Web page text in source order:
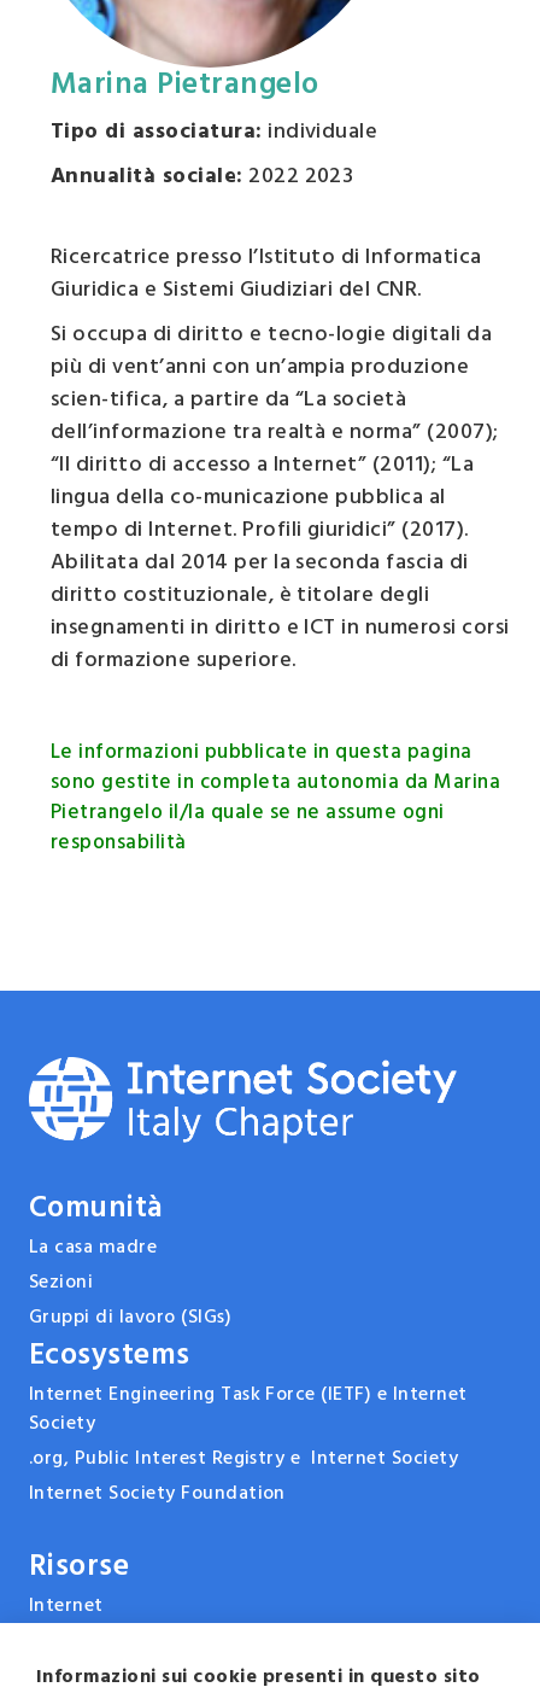
Marina Pietrangelo
Tipo di associatura: individuale
Annualità sociale: 2022 2023
Ricercatrice presso l’Istituto di Informatica
Giuridica e Sistemi Giudiziari del CNR.
Si occupa di diritto e tecno-logie digitali da
più di vent’anni con un’ampia produzione
scien-tifica, a partire da “La società
dell’informazione tra realtà e norma” (2007);
“Il diritto di accesso a Internet” (2011); “La
lingua della co-municazione pubblica al
tempo di Internet. Profili giuridici” (2017).
Abilitata dal 2014 per la seconda fascia di
diritto costituzionale, è titolare degli
insegnamenti in diritto e ICT in numerosi corsi
di formazione superiore.
Le informazioni pubblicate in questa pagina
sono gestite in completa autonomia da Marina
Pietrangelo il/la quale se ne assume ogni
responsabilità
Comunità
La casa madre
Sezioni
Gruppi di lavoro (SIGs)
Ecosystems
Internet Engineering Task Force (IETF) e Internet
Society
.org, Public Interest Registry e Internet Society
Internet Society Foundation
Risorse
Internet
Tecnologie
Informazioni sui cookie presenti in questo sito